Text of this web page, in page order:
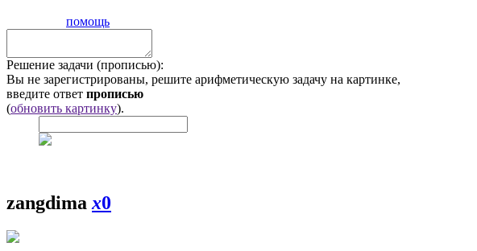
помощь
Решение задачи (прописью):
Вы не зарегистрированы, решите арифметическую задачу на картинке,
введите ответ прописью
(обновить картинку).
zangdimax0